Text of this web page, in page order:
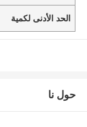
الحد الأدنى لكمية
حول نا